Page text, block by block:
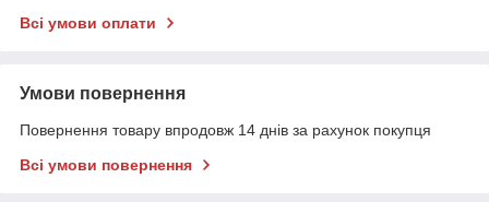
Всі умови оплати
Умови повернення
Повернення товару впродовж 14 днів за рахунок покупця
Всі умови повернення